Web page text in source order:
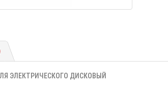
ЭЛЕКТРИЧЕСКОГО ДИСКОВЫЙ